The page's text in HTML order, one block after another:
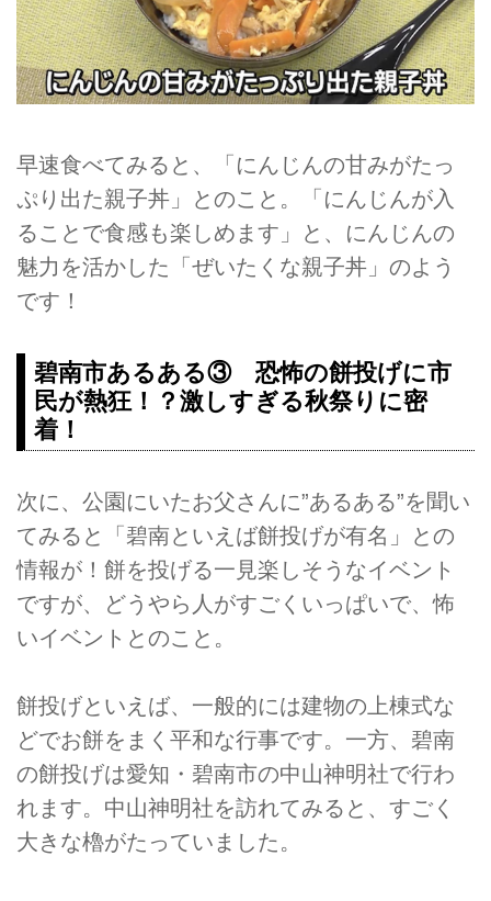
早速食べてみると、「にんじんの甘みがたっ
ぷり出た親子丼」とのこと。「にんじんが入
ることで食感も楽しめます」と、にんじんの
魅力を活かした「ぜいたくな親子丼」のよう
です！
碧南市あるある③ 恐怖の餅投げに市
民が熱狂！？激しすぎる秋祭りに密
着！
次に、公園にいたお父さんに”あるある”を聞い
てみると「碧南といえば餅投げが有名」との
情報が！餅を投げる一見楽しそうなイベント
ですが、どうやら人がすごくいっぱいで、怖
いイベントとのこと。
餅投げといえば、一般的には建物の上棟式な
どでお餅をまく平和な行事です。一方、碧南
の餅投げは愛知・碧南市の中山神明社で行わ
れます。中山神明社を訪れてみると、すごく
大きな櫓がたっていました。